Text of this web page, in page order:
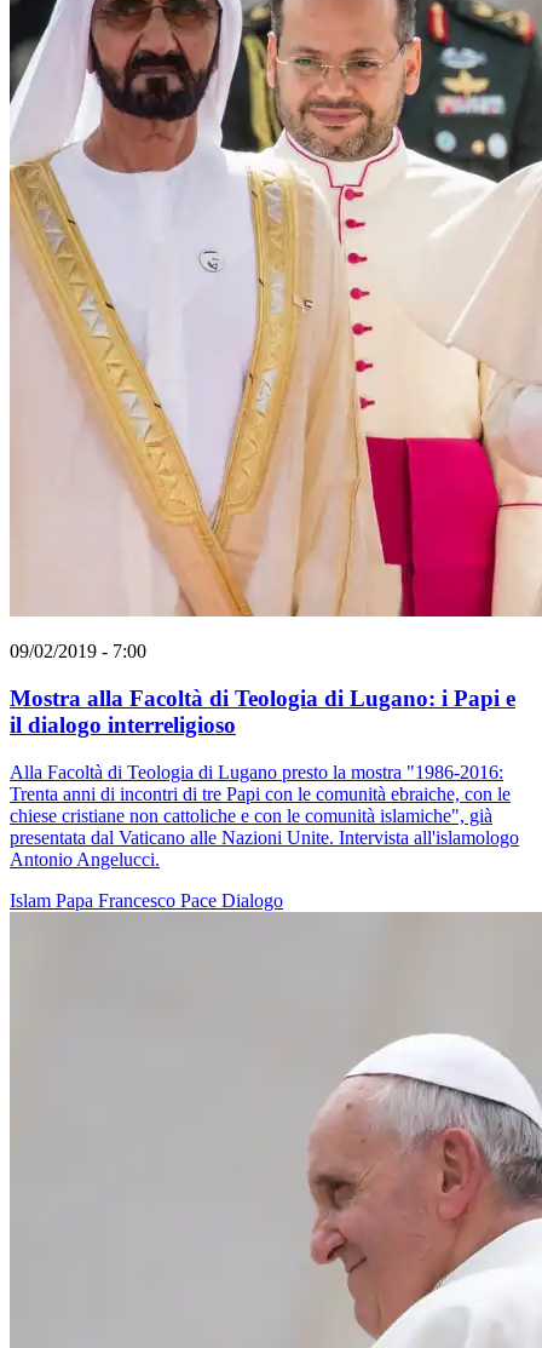
09/02/2019 - 7:00
Mostra alla Facoltà di Teologia di Lugano: i Papi e
il dialogo interreligioso
Alla Facoltà di Teologia di Lugano presto la mostra "1986-2016:
Trenta anni di incontri di tre Papi con le comunità ebraiche, con le
chiese cristiane non cattoliche e con le comunità islamiche", già
presentata dal Vaticano alle Nazioni Unite. Intervista all'islamologo
Antonio Angelucci.
Islam Papa Francesco Pace Dialogo